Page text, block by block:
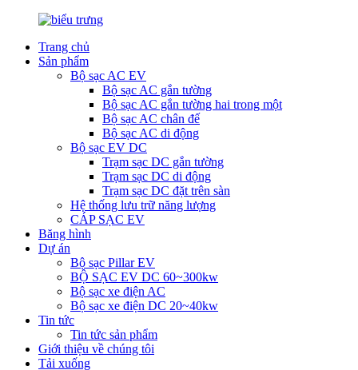
Trang chủ
Sản phẩm
Bộ sạc AC EV
Bộ sạc AC gắn tường
Bộ sạc AC gắn tường hai trong một
Bộ sạc AC chân đế
Bộ sạc AC di động
Bộ sạc EV DC
Trạm sạc DC gắn tường
Trạm sạc DC di động
Trạm sạc DC đặt trên sàn
Hệ thống lưu trữ năng lượng
CÁP SẠC EV
Băng hình
Dự án
Bộ sạc Pillar EV
BỘ SẠC EV DC 60~300kw
Bộ sạc xe điện AC
Bộ sạc xe điện DC 20~40kw
Tin tức
Tin tức sản phẩm
Giới thiệu về chúng tôi
Tải xuống